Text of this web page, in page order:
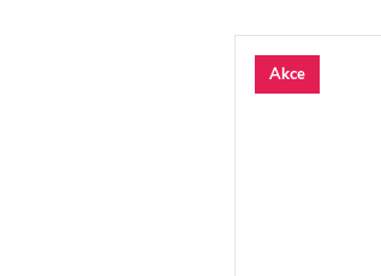
tabletu s atraktantem z blistru a umístěte ji
Akce